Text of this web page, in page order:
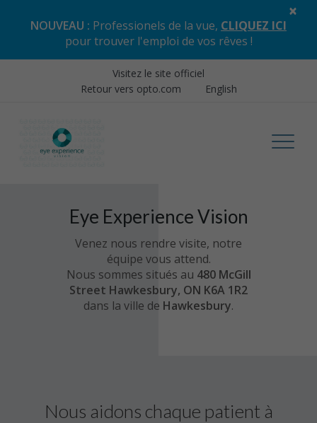
NOUVEAU : Professionels de la vue, CLIQUEZ ICI
pour trouver l'emploi de vos rêves !
×
Visitez le site officiel
Retour vers opto.com
English
Eye Experience Vision
Venez nous rendre visite, notre
équipe vous attend.
Nous sommes situés au 480 McGill
Street Hawkesbury, ON K6A 1R2
dans la ville de Hawkesbury.
Nous aidons chaque patient à